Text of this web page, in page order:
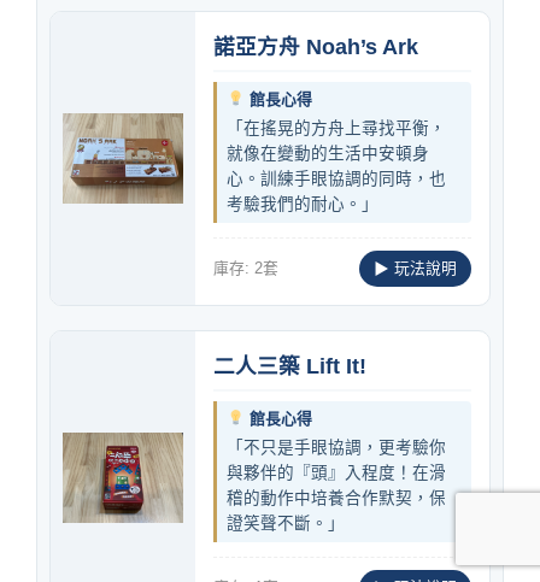
諾亞方舟 Noah’s Ark
館長心得
「在搖晃的方舟上尋找平衡，
就像在變動的生活中安頓身
心。訓練手眼協調的同時，也
考驗我們的耐心。」
庫存: 2套 ▶ 玩法說明
二人三築 Lift It!
館長心得
「不只是手眼協調，更考驗你
與夥伴的『頭』入程度！在滑
稽的動作中培養合作默契，保
證笑聲不斷。」